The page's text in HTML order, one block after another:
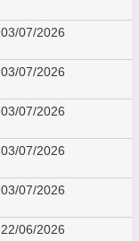
03/07/2026
03/07/2026
03/07/2026
03/07/2026
03/07/2026
22/06/2026